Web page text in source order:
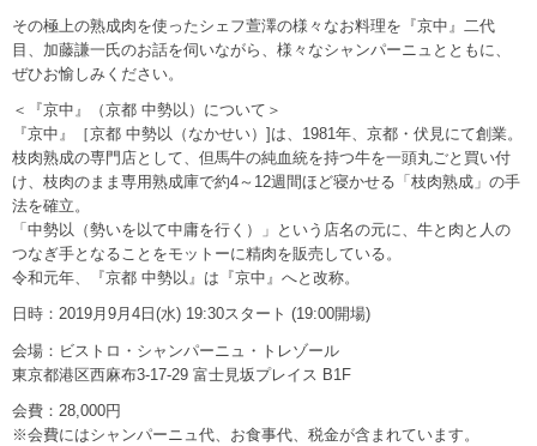
その極上の熟成肉を使ったシェフ萱澤の様々なお料理を『京中』二代
目、加藤謙一氏のお話を伺いながら、様々なシャンパーニュとともに、
ぜひお愉しみください。
＜『京中』（京都 中勢以）について＞
『京中』［京都 中勢以（なかせい）]は、1981年、京都・伏見にて創業。
枝肉熟成の専門店として、但馬牛の純血統を持つ牛を一頭丸ごと買い付
け、枝肉のまま専用熟成庫で約4～12週間ほど寝かせる「枝肉熟成」の手
法を確立。
「中勢以（勢いを以て中庸を行く）」という店名の元に、牛と肉と人の
つなぎ手となることをモットーに精肉を販売している。
令和元年、『京都 中勢以』は『京中』へと改称。
日時：2019月9月4日(水) 19:30スタート (19:00開場)
会場：ビストロ・シャンパーニュ・トレゾール
東京都港区西麻布3-17-29 富士見坂プレイス B1F
会費：28,000円
※会費にはシャンパーニュ代、お食事代、税金が含まれています。